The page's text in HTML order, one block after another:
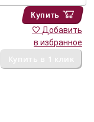
Купить
Добавить
в избранное